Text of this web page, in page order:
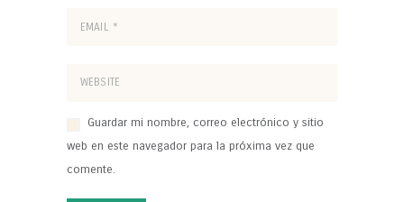
Guardar mi nombre, correo electrónico y sitio
web en este navegador para la próxima vez que
comente.